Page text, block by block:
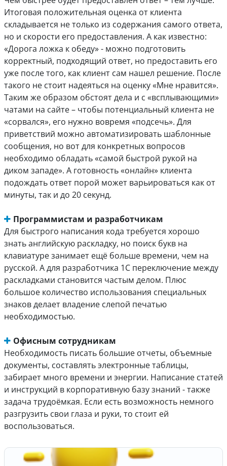
Итоговая положительная оценка от клиента
складывается не только из содержания самого ответа,
но и скорости его предоставления. А как известно:
«Дорога ложка к обеду» - можно подготовить
корректный, подходящий ответ, но предоставить его
уже после того, как клиент сам нашел решение. После
такого не стоит надеяться на оценку «Мне нравится».
Таким же образом обстоят дела и с «всплывающими»
чатами на сайте – чтобы потенциальный клиента не
«сорвался», его нужно вовремя «подсечь». Для
приветствий можно автоматизировать шаблонные
сообщения, но вот для конкретных вопросов
необходимо обладать «самой быстрой рукой на
диком западе». А готовность «онлайн» клиента
подождать ответ порой может варьироваться как от
минуты, так и до 20 секунд.
Программистам и разработчикам
Для быстрого написания кода требуется хорошо
знать английскую раскладку, но поиск букв на
клавиатуре занимает ещё больше времени, чем на
русской. А для разработчика 1С переключение между
раскладками становится частым делом. Плюс
большое количество использования специальных
знаков делает владение слепой печатью
необходимостью.
Офисным сотрудникам
Необходимость писать большие отчеты, объемные
документы, составлять электронные таблицы,
забирает много времени и энергии. Написание статей
и инструкций в корпоративную базу знаний - также
задача трудоёмкая. Если есть возможность немного
разгрузить свои глаза и руки, то стоит ей
воспользоваться.